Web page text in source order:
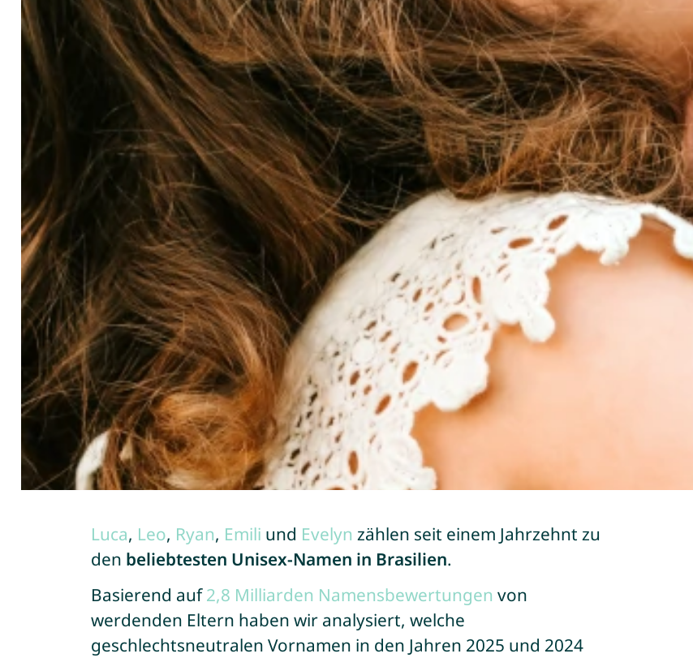
Luca, Leo, Ryan, Emili und Evelyn zählen seit einem Jahrzehnt zu
den beliebtesten Unisex-Namen in Brasilien.
Basierend auf2,8 Milliarden Namensbewertungen von
werdenden Eltern haben wir analysiert, welche
geschlechtsneutralen Vornamen in den Jahren 2025 und 2024